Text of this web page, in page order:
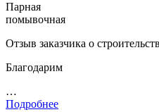
Парная
помывочная
Отзыв заказчика о
Благодарим
…
Подробнее